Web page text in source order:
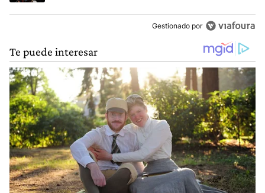
Gestionado por